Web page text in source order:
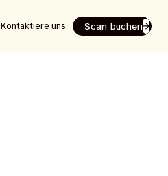
Kontaktiere uns Scan buchen